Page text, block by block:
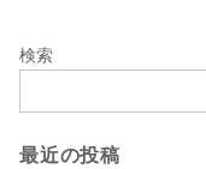
検索
最近の投稿